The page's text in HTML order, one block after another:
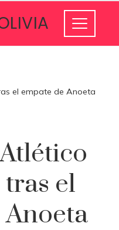
el empate de Anoeta
el